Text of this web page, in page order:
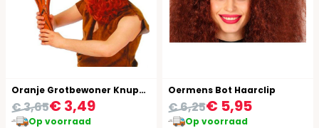
Oranje Grotbewoner Knuppel
€ 3,49
€ 3,65
Op voorraad
Oermens Bot Haarclip
€ 5,95
€ 6,25
Op voorraad